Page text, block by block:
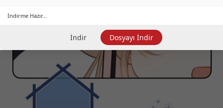
İndirme Hazır...
İndir Dosyayı İndir